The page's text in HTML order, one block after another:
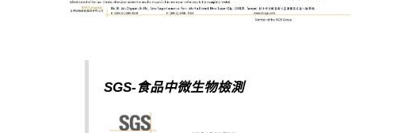
SGS- 食品中微生物檢測